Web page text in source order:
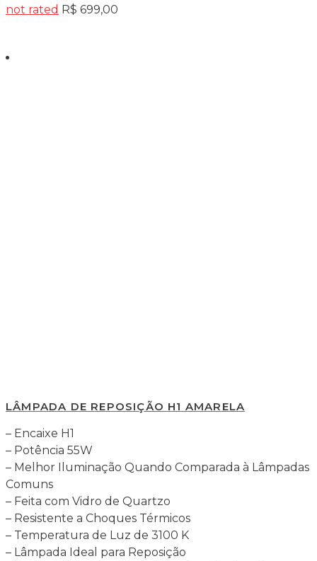
not rated R$ 699,00
LÂMPADA DE REPOSIÇÃO H1 AMARELA
– Encaixe H1
– Potência 55W
– Melhor Iluminação Quando Comparada à Lâmpadas
Comuns
– Feita com Vidro de Quartzo
– Resistente a Choques Térmicos
– Temperatura de Luz de 3100 K
– Lâmpada Ideal para Reposição